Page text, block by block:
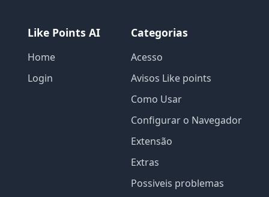
Like Points AI
Home
Login
Categorias
Acesso
Avisos Like points
Como Usar
Configurar o Navegador
Extensão
Extras
Possiveis problemas